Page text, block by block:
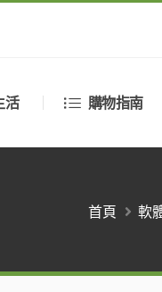
活 購物指南
首頁 軟